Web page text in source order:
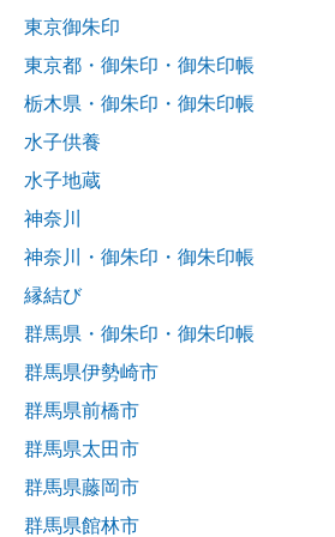
東京御朱印
東京都・御朱印・御朱印帳
栃木県・御朱印・御朱印帳
水子供養
水子地蔵
神奈川
神奈川・御朱印・御朱印帳
縁結び
群馬県・御朱印・御朱印帳
群馬県伊勢崎市
群馬県前橋市
群馬県太田市
群馬県藤岡市
群馬県館林市